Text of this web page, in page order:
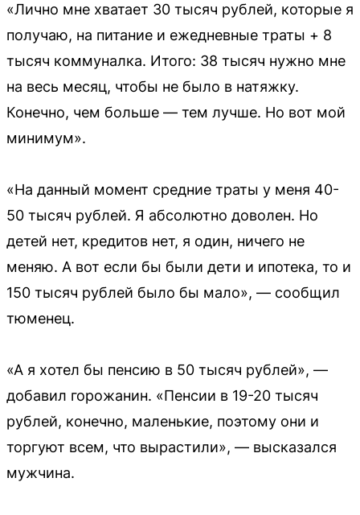
«Лично мне хватает 30 тысяч рублей, которые я
получаю, на питание и ежедневные траты + 8
тысяч коммуналка. Итого: 38 тысяч нужно мне
на весь месяц, чтобы не было в натяжку.
Конечно, чем больше — тем лучше. Но вот мой
минимум».
«На данный момент средние траты у меня 40-
50 тысяч рублей. Я абсолютно доволен. Но
детей нет, кредитов нет, я один, ничего не
меняю. А вот если бы были дети и ипотека, то и
150 тысяч рублей было бы мало», — сообщил
тюменец.
«А я хотел бы пенсию в 50 тысяч рублей», —
добавил горожанин. «Пенсии в 19-20 тысяч
рублей, конечно, маленькие, поэтому они и
торгуют всем, что вырастили», — высказался
мужчина.